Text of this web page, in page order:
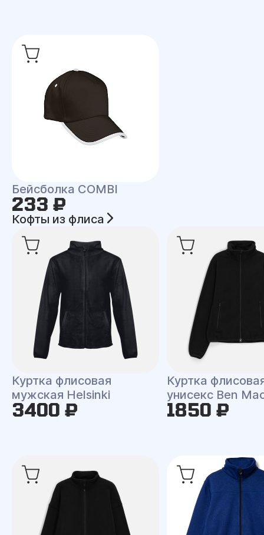
Бейсболка COMBI
233 ₽
Кофты из флиса
Куртка флисовая
мужская Helsinki
3400 ₽
Куртка
унисекс Ben
1850 ₽